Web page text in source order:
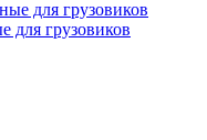
для грузовиков